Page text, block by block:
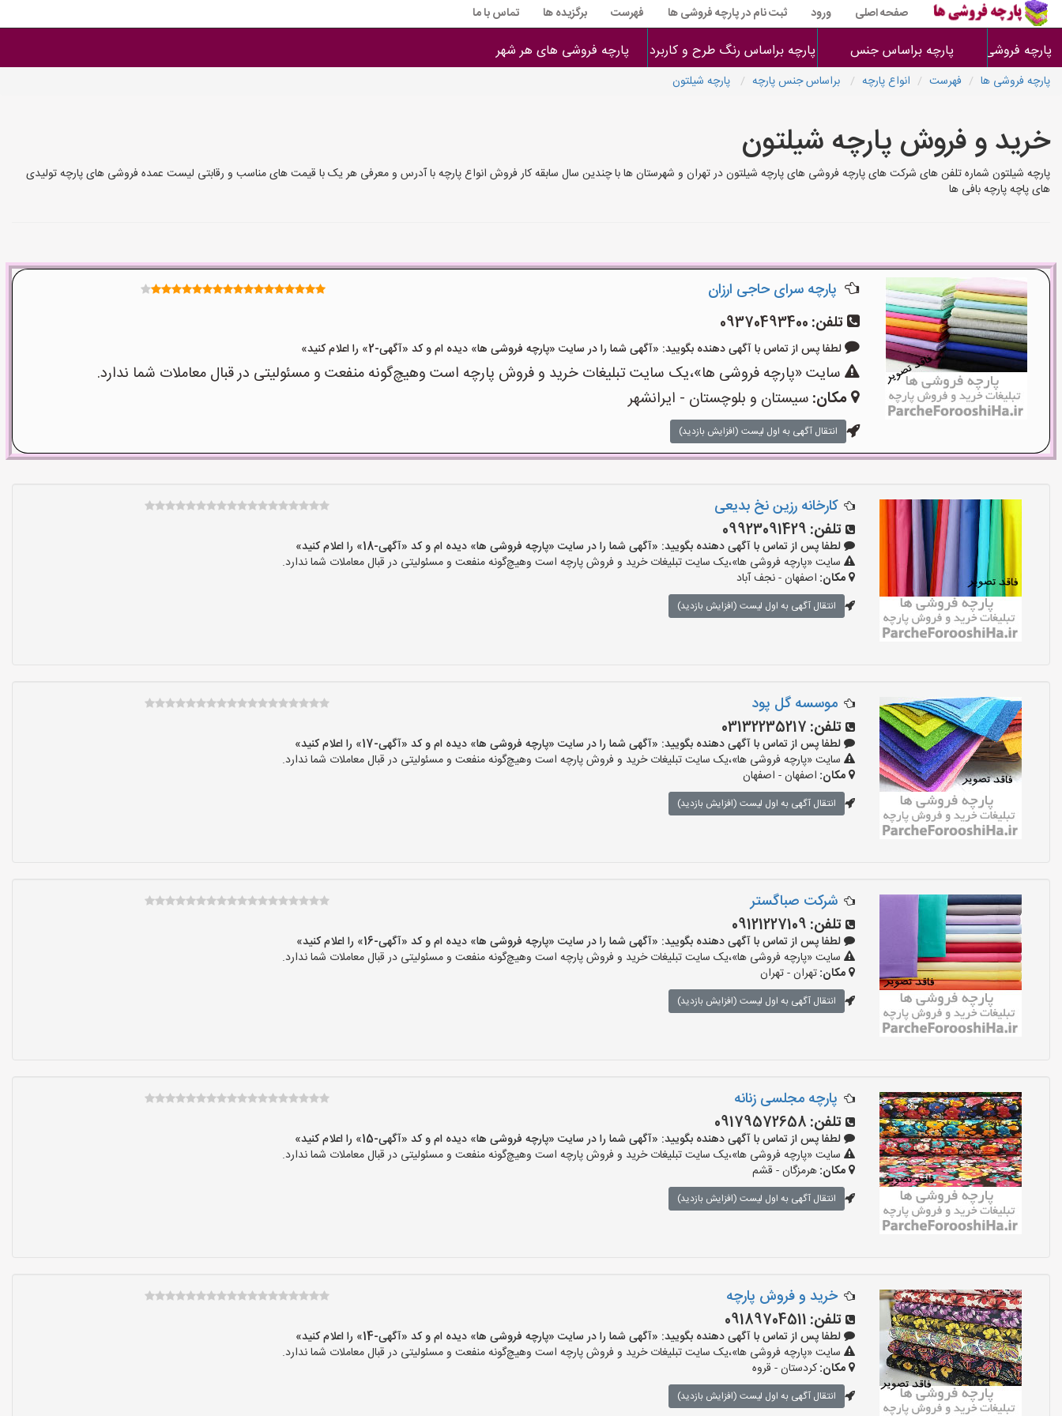
صفحه اصلی ورود ثبت نام در پارچه فروشی ها فهرست برگزیده ها تماس با ما
پارچه فروشی ها پارچه براساس جنس پارچه براساس رنگ طرح و کاربرد پارچه فروشی های هر شهر
پارچه فروشی ها فهرست انواع پارچه براساس جنس پارچه پارچه شیلتون
خرید و فروش پارچه شیلتون
پارچه شیلتون شماره تلفن های شرکت های پارچه فروشی های پارچه شیلتون در تهران و شهرستان ها با چندین سال سابقه کار فروش انواع پارچه با آدرس و معرفی هر یک با قیمت های مناسب و رقابتی لیست عمده فروشی های پارچه تولیدی
های پاچه پارچه بافی ها
پارچه سرای حاجی ارزان
تلفن: 09370493400
لطفا پس از تماس با آگهی دهنده بگویید: «آگهی شما را در سایت «پارچه فروشی ها» دیده ام و کد «آگهی-2» را اعلام کنید»
سایت «پارچه فروشی ها»،یک سایت تبلیغات خرید و فروش پارچه است وهیچ‌گونه منفعت و مسئولیتی در قبال معاملات شما ندارد.
مکان: سیستان و بلوچستان - ایرانشهر
انتقال آگهی به اول لیست (افزایش بازدید)
کارخانه رزین نخ بدیعی
تلفن: 09923091429
لطفا پس از تماس با آگهی دهنده بگویید: «آگهی شما را در سایت «پارچه فروشی ها» دیده ام و کد «آگهی-18» را اعلام کنید»
سایت «پارچه فروشی ها»،یک سایت تبلیغات خرید و فروش پارچه است وهیچ‌گونه منفعت و مسئولیتی در قبال معاملات شما ندارد.
مکان: اصفهان - نجف‌ آباد
انتقال آگهی به اول لیست (افزایش بازدید)
موسسه گل پود
تلفن: 03132235217
لطفا پس از تماس با آگهی دهنده بگویید: «آگهی شما را در سایت «پارچه فروشی ها» دیده ام و کد «آگهی-17» را اعلام کنید»
سایت «پارچه فروشی ها»،یک سایت تبلیغات خرید و فروش پارچه است وهیچ‌گونه منفعت و مسئولیتی در قبال معاملات شما ندارد.
مکان: اصفهان - اصفهان
انتقال آگهی به اول لیست (افزایش بازدید)
شرکت صباگستر
تلفن: 09121227109
لطفا پس از تماس با آگهی دهنده بگویید: «آگهی شما را در سایت «پارچه فروشی ها» دیده ام و کد «آگهی-16» را اعلام کنید»
سایت «پارچه فروشی ها»،یک سایت تبلیغات خرید و فروش پارچه است وهیچ‌گونه منفعت و مسئولیتی در قبال معاملات شما ندارد.
مکان:تهران - تهران
انتقال آگهی به اول لیست (افزایش بازدید)
پارچه مجلسی زنانه
تلفن: 09179572658
لطفا پس از تماس با آگهی دهنده بگویید: «آگهی شما را در سایت «پارچه فروشی ها» دیده ام و کد «آگهی-15» را اعلام کنید»
سایت «پارچه فروشی ها»،یک سایت تبلیغات خرید و فروش پارچه است وهیچ‌گونه منفعت و مسئولیتی در قبال معاملات شما ندارد.
مکان:هرمزگان - قشم
انتقال آگهی به اول لیست (افزایش بازدید)
خرید و فروش پارچه
تلفن: 09189704511
لطفا پس از تماس با آگهی دهنده بگویید: «آگهی شما را در سایت «پارچه فروشی ها» دیده ام و کد «آگهی-14» را اعلام کنید»
سایت «پارچه فروشی ها»،یک سایت تبلیغات خرید و فروش پارچه است وهیچ‌گونه منفعت و مسئولیتی در قبال معاملات شما ندارد.
مکان:کردستان - قروه
انتقال آگهی به اول لیست (افزایش بازدید)